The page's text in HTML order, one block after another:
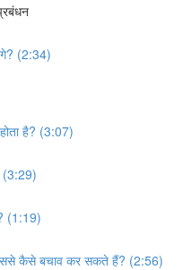
(2:34)
है? (3:07)
(3:29)
(1:19)
कैसे बचाव कर सकते हैं? (2:56)